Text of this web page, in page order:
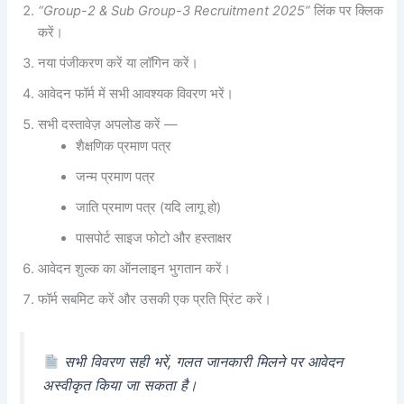
“Group-2 & Sub Group-3 Recruitment 2025” लिंक पर क्लिक
करें।
नया पंजीकरण करें या लॉगिन करें।
आवेदन फॉर्म में सभी आवश्यक विवरण भरें।
सभी दस्तावेज़ अपलोड करें —
शैक्षणिक प्रमाण पत्र
जन्म प्रमाण पत्र
जाति प्रमाण पत्र (यदि लागू हो)
पासपोर्ट साइज फोटो और हस्ताक्षर
आवेदन शुल्क का ऑनलाइन भुगतान करें।
फॉर्म सबमिट करें और उसकी एक प्रति प्रिंट करें।
सभी विवरण सही भरें, गलत जानकारी मिलने पर आवेदन
अस्वीकृत किया जा सकता है।